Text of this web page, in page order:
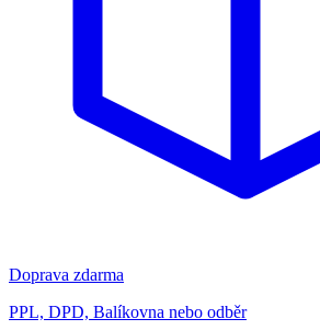
Doprava zdarma
PPL, DPD, Balíkovna nebo odběr